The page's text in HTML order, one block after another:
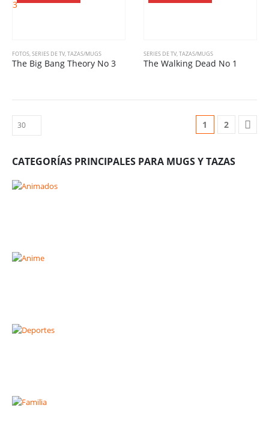
FOTOS,SERIES DE TV,TAZAS/MUGS
The Big Bang Theory No 3
SERIES DE TV,TAZAS/MUGS
The Walking Dead No 1
1 2
CATEGORÍAS PRINCIPALES PARA MUGS Y TAZAS